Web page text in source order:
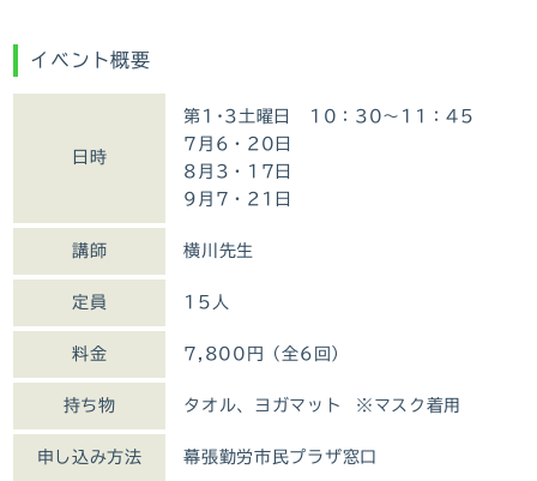
イベント概要
日時
第1･3土曜日 10：30～11：45
7月6・20日
8月3・17日
9月7・21日
講師 横川先生
定員 15人
料金 7,800円（全6回）
持ち物 タオル、ヨガマット ※マスク着用
申し込み方法 幕張勤労市民プラザ窓口